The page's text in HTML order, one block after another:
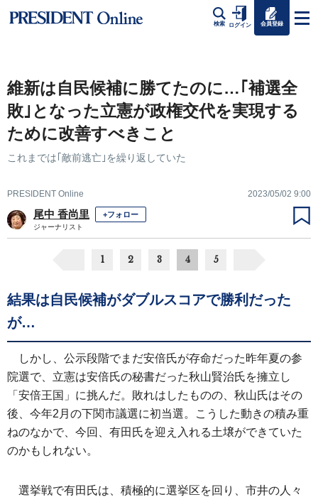
検索 ログイン 会員登録
維新は自民候補に勝てたのに…｢補選全
敗｣となった立憲が政権交代を実現する
ために改善すべきこと
これまでは｢敵前逃亡｣を繰り返していた
PRESIDENT Online 2023/05/02 9:00
尾中 香尚里 +フォロー
ジャーナリスト
1 2 3 4 5
結果は自民候補がダブルスコアで勝利だった
が…
しかし、公示段階でまだ安倍氏が存命だった昨年夏の参
院選で、立憲は安倍氏の秘書だった秋山賢治氏を擁立し
「安倍王国」に挑んだ。敗れはしたものの、秋山氏はその
後、今年2月の下関市議選に初当選。こうした動きの積み重
ねのなかで、今回、有田氏を迎え入れる土壌ができていた
のかもしれない。
選挙戦で有田氏は、積極的に選挙区を回り、市井の人々